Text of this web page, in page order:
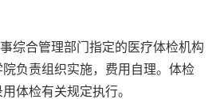
综合管理部门指定的医疗体检机构
负责组织实施，费用自理。体检
体检有关规定执行。